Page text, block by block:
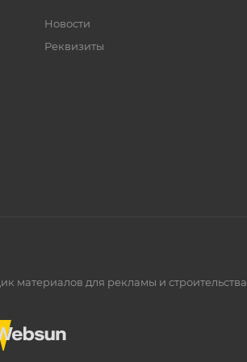
Новости
Реквизиты
материалов для рекламы и строительства